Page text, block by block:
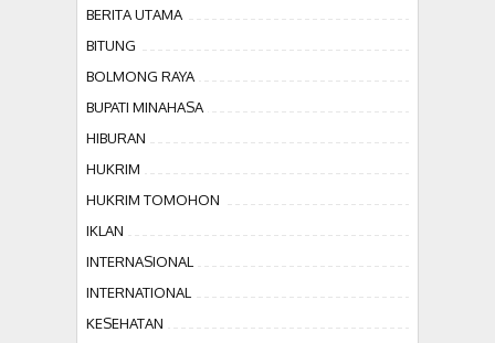
BERITA UTAMA
BITUNG
BOLMONG RAYA
BUPATI MINAHASA
HIBURAN
HUKRIM
HUKRIM TOMOHON
IKLAN
INTERNASIONAL
INTERNATIONAL
KESEHATAN